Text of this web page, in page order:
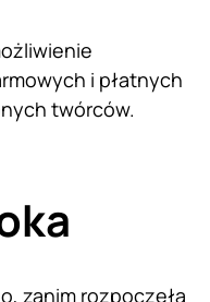
i płatnych
twórców.
zanim rozpoczęła